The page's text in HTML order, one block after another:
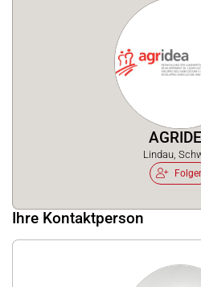
Lindau,
Ihre Kontaktperson